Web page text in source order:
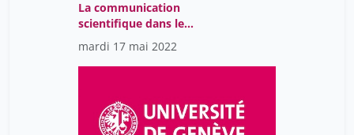
La communication
scientifique dans le
monde d'après. Quel
monde d'après?
mardi 17 mai 2022